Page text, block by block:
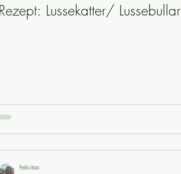
Rezept: Lussekatter/ Lussebullar
Felicitas